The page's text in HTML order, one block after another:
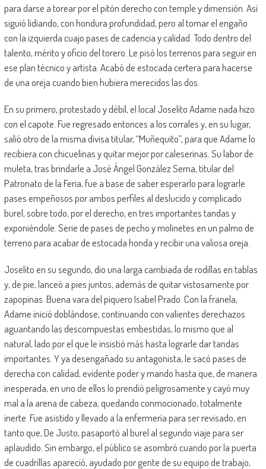
para darse a torear por el pitón derecho con temple y dimensión. Así
siguió lidiando, con hondura profundidad, pero al tomar el engaño
con la izquierda cuajo pases de cadencia y calidad. Todo dentro del
talento, mérito y oficio del torero. Le pisó los terrenos para seguir en
ese plan técnico y artista. Acabó de estocada certera para hacerse
de una oreja cuando bien hubiera merecidos las dos.
En su primero, protestado y débil, el local Joselito Adame nada hizo
con el capote. Fue regresado entonces a los corrales y, en su lugar,
salió otro de la misma divisa titular, “Muñequito”, para que Adame lo
recibiera con chicuelinas y quitar mejor por caleserinas. Su labor de
muleta, tras brindarle a José Ángel González Serna, titular del
Patronato de la Feria, fue a base de saber esperarlo para lograrle
pases empeñosos por ambos perfiles al deslucido y complicado
burel, sobre todo, por el derecho, en tres importantes tandas y
exponiéndole. Serie de pases de pecho y molinetes en un palmo de
terreno para acabar de estocada honda y recibir una valiosa oreja.
Joselito en su segundo, dio una larga cambiada de rodillas en tablas
y, de pie, lanceó a pies juntos, además de quitar vistosamente por
zapopinas. Buena vara del piquero Isabel Prado. Con la franela,
Adame inició doblándose, continuando con valientes derechazos
aguantando las descompuestas embestidas, lo mismo que al
natural, lado por el que le insistió más hasta lograrle dar tandas
importantes. Y ya desengañado su antagonista, le sacó pases de
derecha con calidad, evidente poder y mando hasta que, de manera
inesperada, en uno de ellos lo prendió peligrosamente y cayó muy
mal a la arena de cabeza, quedando conmocionado, totalmente
inerte. Fue asistido y llevado a la enfermería para ser revisado, en
tanto que, De Justo, pasaportó al burel al segundo viaje para ser
aplaudido. Sin embargo, el público se asombró cuando por la puerta
de cuadrillas apareció, ayudado por gente de su equipo de trabajo,